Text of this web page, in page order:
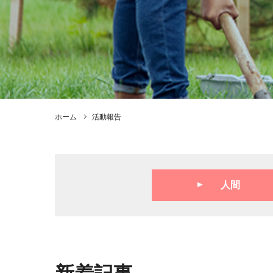
ホーム 活動報告
人間